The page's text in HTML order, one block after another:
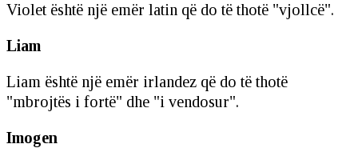
Violet është një emër latin që do të thotë "vjollcë".
Liam
Liam është një emër irlandez që do të thotë
"mbrojtës i fortë" dhe "i vendosur".
Imogen